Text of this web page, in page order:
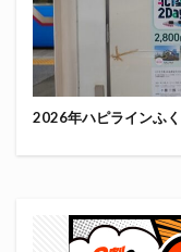
2026年ハピラインふ